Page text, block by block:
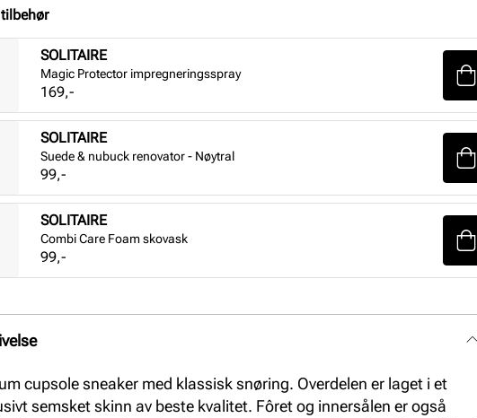
SOLITAIRE
Magic Protector impregneringsspray
Pris
169,-
SOLITAIRE
Suede & nubuck renovator - Nøytral
Pris
99,-
SOLITAIRE
Combi Care Foam skovask
Pris
99,-
cupsole sneaker med klassisk snøring. Overdelen er laget i et
semsket skinn av beste kvalitet. Fôret og innersålen er også